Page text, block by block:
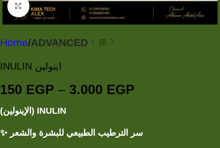
Click to enlarge
Home ADVANCED
INULIN اينولين
150 EGP – 3.000 EGP
INULIN (الإينولين)
سر الترطيب الطبيعي للبشرة والشعر ✨